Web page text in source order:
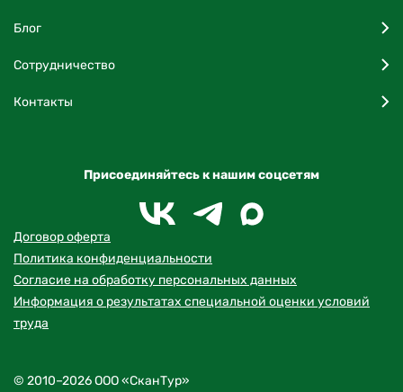
Блог
Сотрудничество
Контакты
Присоединяйтесь к нашим соцсетям
Договор оферта
Политика конфиденциальности
Согласие на обработку персональных данных
Информация о результатах специальной оценки условий
труда
© 2010–2026 ООО «СканТур»